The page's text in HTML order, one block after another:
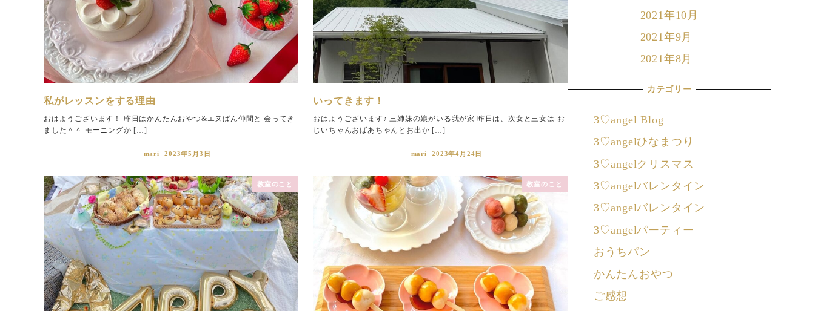
私がレッスンをする理由
おはようございます！ 昨日はかんたんおやつ&エヌぱん仲間と 会ってき
ました＾＾ モーニングか […]
mari 2023年5月3日
いってきます！
おはようございます♪ 三姉妹の娘がいる我が家 昨日は、次女と三女は お
じいちゃんおばあちゃんとお出か […]
mari 2023年4月24日
教室のこと 教室のこと
2021年10月
2021年9月
2021年8月
カテゴリー
3♡angel Blog
3♡angelひなまつり
3♡angelクリスマス
3♡angelバレンタイン
3♡angelバレンタイン
3♡angelパーティー
おうちパン
かんたんおやつ
ご感想